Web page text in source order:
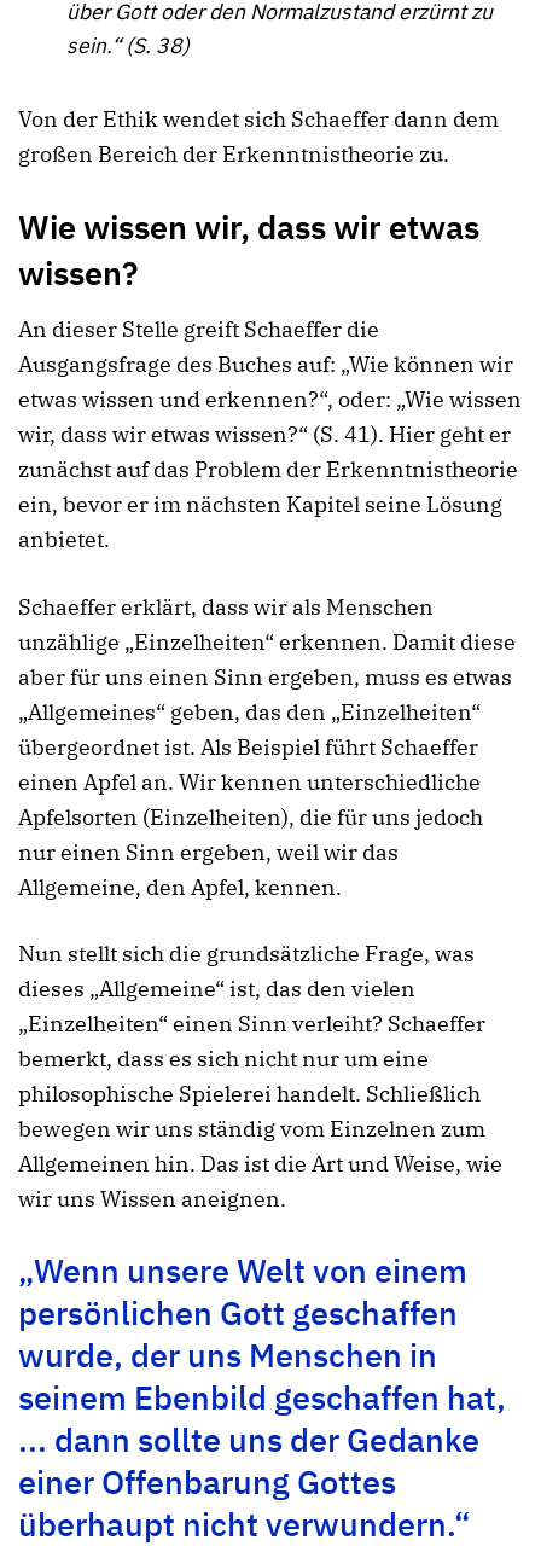
über Gott oder den Normalzustand erzürnt zu
sein.“ (S. 38)
Von der Ethik wendet sich Schaeffer dann dem
großen Bereich der Erkenntnistheorie zu.
Wie wissen wir, dass wir etwas
wissen?
An dieser Stelle greift Schaeffer die
Ausgangsfrage des Buches auf: „Wie können wir
etwas wissen und erkennen?“, oder: „Wie wissen
wir, dass wir etwas wissen?“ (S. 41). Hier geht er
zunächst auf das Problem der Erkenntnistheorie
ein, bevor er im nächsten Kapitel seine Lösung
anbietet.
Schaeffer erklärt, dass wir als Menschen
unzählige „Einzelheiten“ erkennen. Damit diese
aber für uns einen Sinn ergeben, muss es etwas
„Allgemeines“ geben, das den „Einzelheiten“
übergeordnet ist. Als Beispiel führt Schaeffer
einen Apfel an. Wir kennen unterschiedliche
Apfelsorten (Einzelheiten), die für uns jedoch
nur einen Sinn ergeben, weil wir das
Allgemeine, den Apfel, kennen.
Nun stellt sich die grundsätzliche Frage, was
dieses „Allgemeine“ ist, das den vielen
„Einzelheiten“ einen Sinn verleiht? Schaeffer
bemerkt, dass es sich nicht nur um eine
philosophische Spielerei handelt. Schließlich
bewegen wir uns ständig vom Einzelnen zum
Allgemeinen hin. Das ist die Art und Weise, wie
wir uns Wissen aneignen.
„Wenn unsere Welt von einem
persönlichen Gott geschaffen
wurde, der uns Menschen in
seinem Ebenbild geschaffen hat,
... dann sollte uns der Gedanke
einer Offenbarung Gottes
überhaupt nicht verwundern.“